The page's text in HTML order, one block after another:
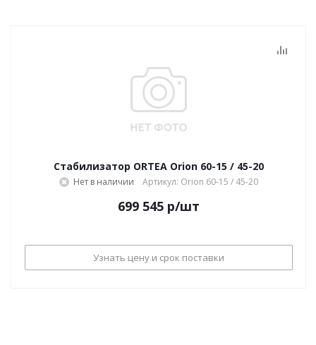
Стабилизатор ORTEA Orion 60-15 / 45-20
Нет в наличии Артикул: Orion 60-15 / 45-20
699 545 р/шт
Узнать цену и срок поставки